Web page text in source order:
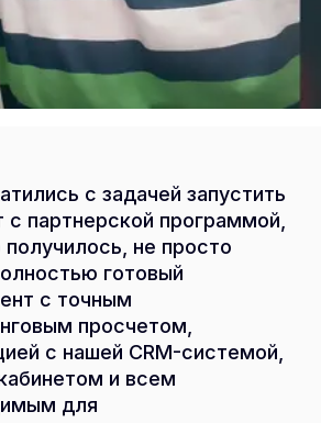
с задачей запустить
с партнерской программой,
получилось, не просто
готовый
с точным
просчетом,
с нашей CRM-системой,
и всем
для